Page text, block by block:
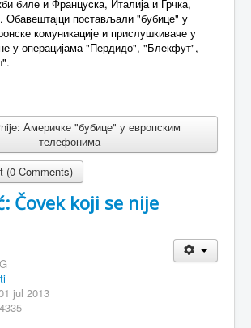
биле и Француска, Италија и Грчка,
Обавештајци постављали "бубице" у
комуникације и прислушкиваче у
у операцијама "Пердидо", "Блекфут",
Америчке "бубице" у европским
телефонима
(0 Comments)
Čovek koji se nije
jul 2013